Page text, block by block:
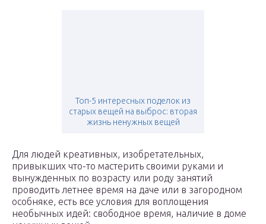
Топ-5 интересных поделок из
старых вещей на выброс: вторая
жизнь ненужных вещей
Для людей креативных, изобретательных,
привыкших что-то мастерить своими руками и
вынужденных по возрасту или роду занятий
проводить летнее время на даче или в загородном
особняке, есть все условия для воплощения
необычных идей: свободное время, наличие в доме